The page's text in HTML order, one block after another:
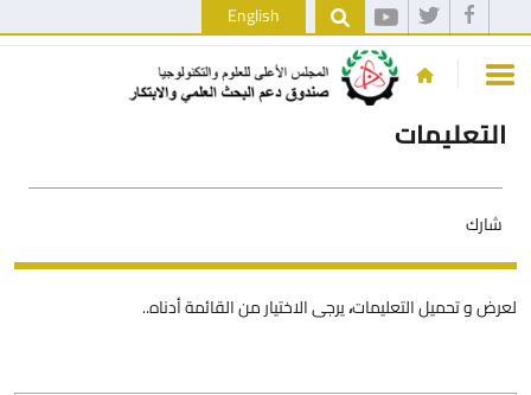
English
التعليمات
شارك
لعرض و تحميل التعليمات،يرجى الاختيار من القائمة أدناه..